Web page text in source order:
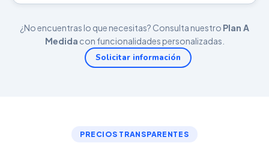
¿No encuentras lo que necesitas? Consulta nuestro Plan A
Medida con funcionalidades personalizadas.
Solicitar información
PRECIOS TRANSPARENTES